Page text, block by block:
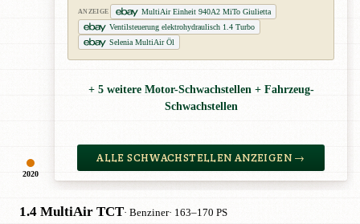
2020
ANZEIGE
MultiAir Einheit 940A2 MiTo Giulietta
Ventilsteuerung elektrohydraulisch 1.4 Turbo
Selenia MultiAir Öl
+ 5 weitere Motor-Schwachstellen + Fahrzeug-
Schwachstellen
ALLE SCHWACHSTELLEN ANZEIGEN →
1.4 MultiAir TCT· Benziner· 163–170 PS